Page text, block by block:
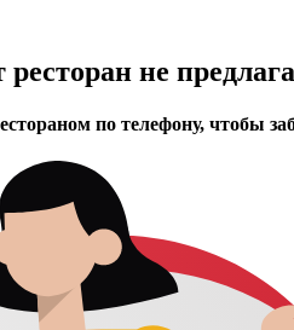
не
по телефону, чтобы